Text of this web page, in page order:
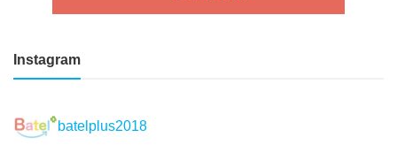
Instagram
batelplus2018